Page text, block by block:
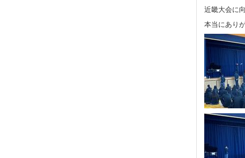
近畿大会に
本当にあり